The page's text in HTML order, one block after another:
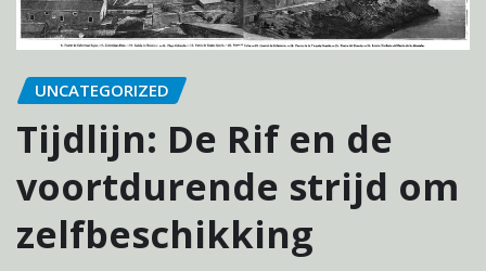
UNCATEGORIZED
Tijdlijn: De Rif en de
voortdurende strijd om
zelfbeschikking